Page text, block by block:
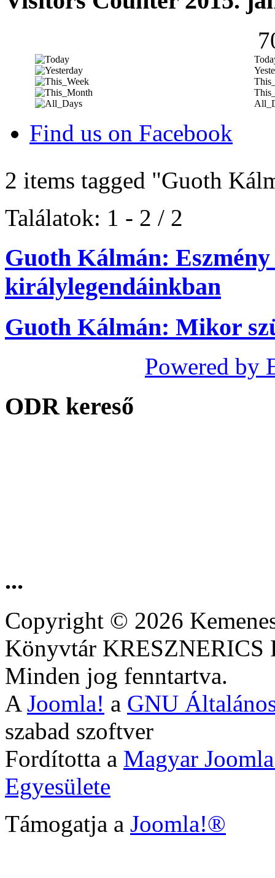
Find us on Facebook
2 items tagged "Guoth
Találatok: 1 - 2 / 2
Guoth Kálmán:
királylegendáinkban
Guoth Kálmán: Mikor
Powered by
ODR kereső
...
Copyright © 2026
Könyvtár
Minden jog fenntartva.
A Joomla! a GNU
szabad szoftver
Fordította a Magyar
Egyesülete
Támogatja a Joomla!®